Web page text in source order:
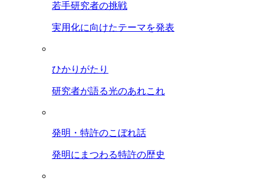
若手研究者の挑戦
実用化に向けたテーマを発表
ひかりがたり
研究者が語る光のあれこれ
発明・特許のこぼれ話
発明にまつわる特許の歴史